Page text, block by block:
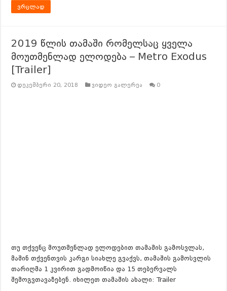
ვრცლად
2019 წლის თამაში რომელსაც ყველა
მოუთმენლად ელოდება – Metro Exodus
[Trailer]
დეკემბერი 20, 2018 ვიდეო გალერეა 0
თუ თქვენც მოუთმენლად ელოდებით თამაშის გამოსვლას,
მაშინ თქვენთვის კარგი სიახლე გვაქვს, თამაშის გამოსვლის
თარიღმა 1 კვირით გადმოიწია და 15 თებერვალს
შემოგვთავაზებენ. იხილეთ თამაშის ახალი: Trailer